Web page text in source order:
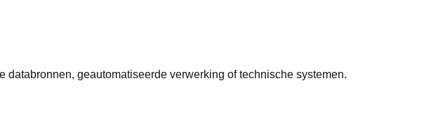
geautomatiseerde verwerking of technische systemen.